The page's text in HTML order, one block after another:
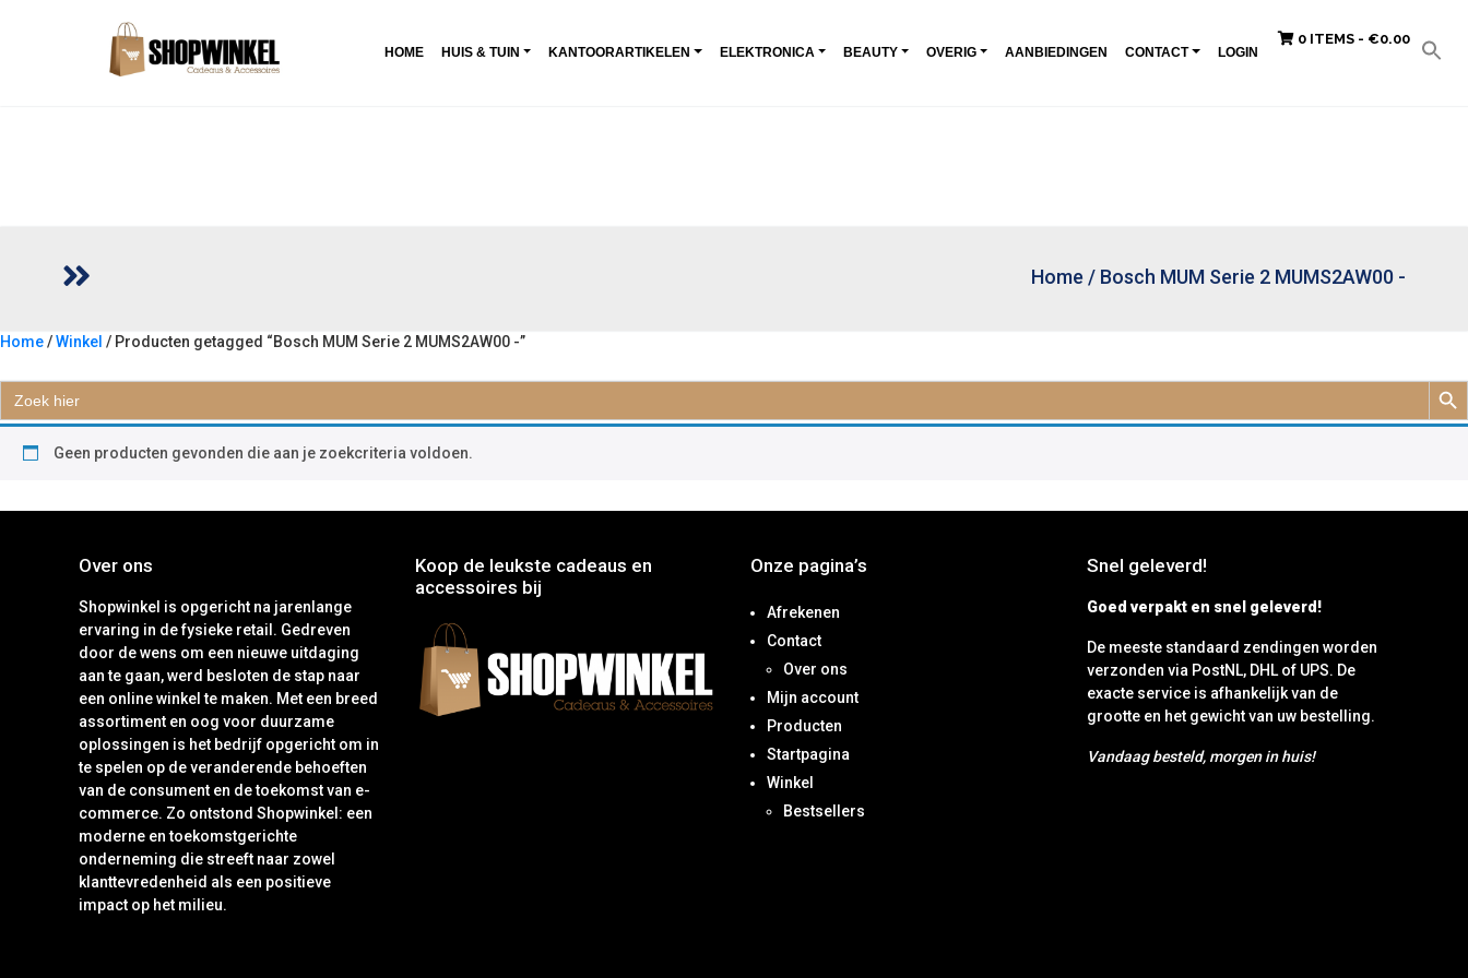
Zoek
naar:
HOME HUIS & TUIN KANTOORARTIKELEN ELEKTRONICA BEAUTY OVERIG AANBIEDINGEN CONTACT LOGIN
0 ITEMS - €0.00
Home / Bosch MUM Serie 2 MUMS2AW00 -
Home/Winkel / Producten getagged “Bosch MUM Serie 2 MUMS2AW00 -”
BOSCH MUM SERIE 2 MUMS2AW00 -
Geen producten gevonden die aan je zoekcriteria voldoen.
Over ons
Shopwinkel is opgericht na jarenlange
ervaring in de fysieke retail. Gedreven
door de wens om een nieuwe uitdaging
aan te gaan, werd besloten de stap naar
een online winkel te maken. Met een breed
assortiment en oog voor duurzame
oplossingen is het bedrijf opgericht om in
te spelen op de veranderende behoeften
van de consument en de toekomst van e-
commerce. Zo ontstond Shopwinkel: een
moderne en toekomstgerichte
onderneming die streeft naar zowel
klanttevredenheid als een positieve
impact op het milieu.
Koop de leukste cadeaus en
accessoires bij
Onze pagina’s
Afrekenen
Contact
Over ons
Mijn account
Producten
Startpagina
Winkel
Bestsellers
Snel geleverd!
Goed verpakt en snel geleverd!
De meeste standaard zendingen worden
verzonden via PostNL, DHL of UPS. De
exacte service is afhankelijk van de
grootte en het gewicht van uw bestelling.
Vandaag besteld, morgen in huis!